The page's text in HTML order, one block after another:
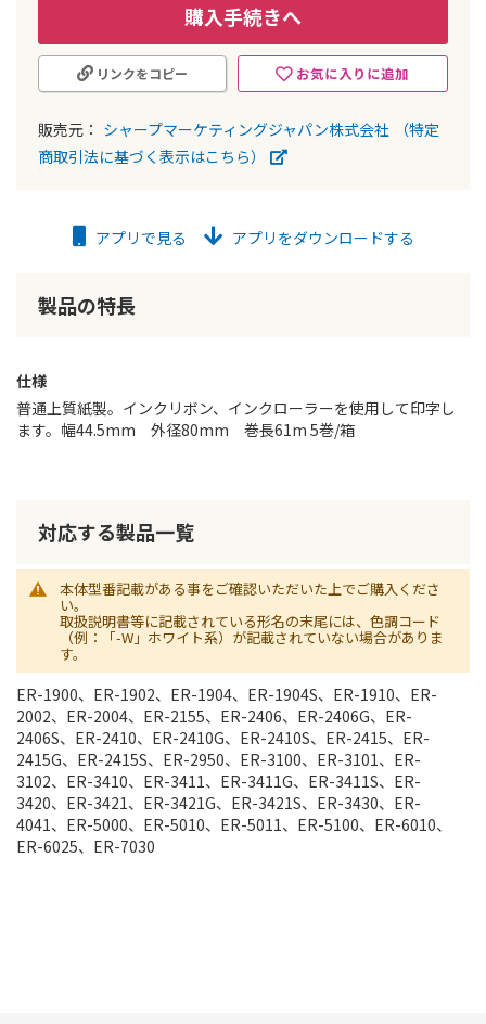
購入手続きへ
お気に入りに追加
リンクをコピー
販売元： シャープマーケティングジャパン株式会社
（特定
商取引法に基づく表示はこちら）
アプリで見る アプリをダウンロードする
製品の特長
仕様
普通上質紙製。インクリボン、インクローラーを使用して印字し
ます。幅44.5mm 外径80mm 巻長61m 5巻/箱
対応する製品一覧
本体型番記載がある事をご確認いただいた上でご購入くださ
い。
取扱説明書等に記載されている形名の末尾には、色調コード
（例：「-W」ホワイト系）が記載されていない場合がありま
す。
ER-1900、ER-1902、ER-1904、ER-1904S、ER-1910、ER-
2002、ER-2004、ER-2155、ER-2406、ER-2406G、ER-
2406S、ER-2410、ER-2410G、ER-2410S、ER-2415、ER-
2415G、ER-2415S、ER-2950、ER-3100、ER-3101、ER-
3102、ER-3410、ER-3411、ER-3411G、ER-3411S、ER-
3420、ER-3421、ER-3421G、ER-3421S、ER-3430、ER-
4041、ER-5000、ER-5010、ER-5011、ER-5100、ER-6010、
ER-6025、ER-7030